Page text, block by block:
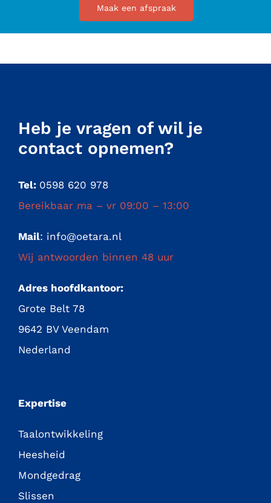
Maak een afspraak
Heb je vragen of wil je
contact opnemen?
Tel: 0598 620 978
Bereikbaar ma – vr 09:00 – 13:00
Mail: info@oetara.nl
Wij antwoorden binnen 48 uur
Adres hoofdkantoor:
Grote Belt 78
9642 BV Veendam
Nederland
Expertise
Taalontwikkeling
Heesheid
Mondgedrag
Slissen